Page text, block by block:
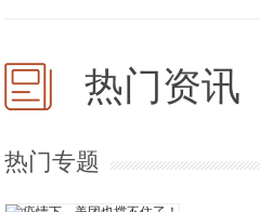
热门资讯
热门专题